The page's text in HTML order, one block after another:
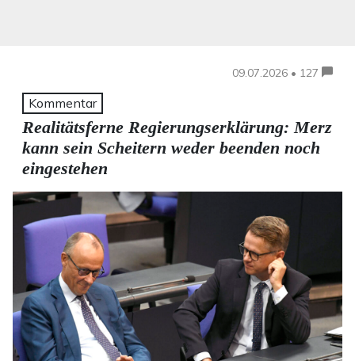
09.07.2026 • 127
Kommentar
Realitätsferne Regierungserklärung: Merz
kann sein Scheitern weder beenden noch
eingestehen